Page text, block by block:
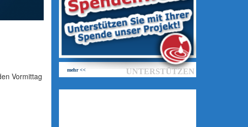
Vormittag
UNTERSTÜTZEN
mehr <<